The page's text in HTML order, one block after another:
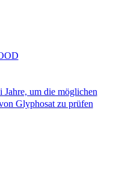
Jahre, um die möglichen
Glyphosat zu prüfen